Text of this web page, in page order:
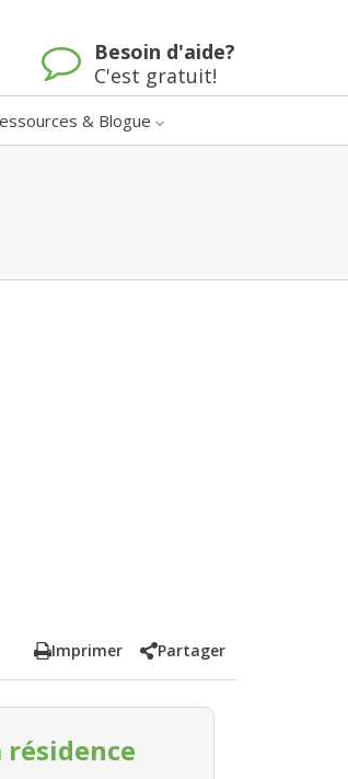
Besoin d'aide?
C'est gratuit!
& Blogue
Imprimer Partager
résidence